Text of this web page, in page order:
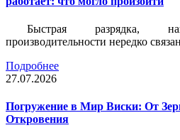
Быстрая разрядка,
производительности нередко
Подробнее
27.07.2026
Погружение в Мир Виски: От
Откровения